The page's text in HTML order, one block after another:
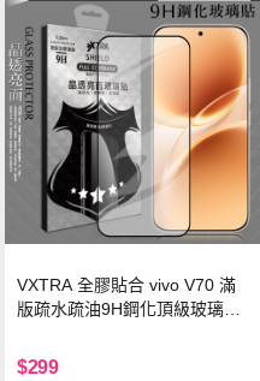
VXTRA 全膠貼合 vivo V70 滿
版疏水疏油9H鋼化頂級玻璃貼
$299